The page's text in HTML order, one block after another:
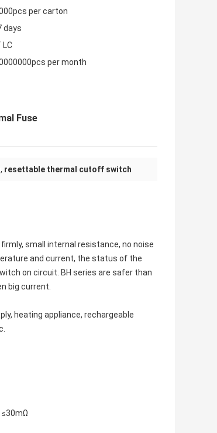
per carton
days
LC
per month
Fuse
, resettable thermal cutoff switch
small internal resistance, no noise
and current, the status of the
on circuit. BH series are safer than
big current.
heating appliance, rechargeable
≤30mΩ